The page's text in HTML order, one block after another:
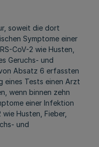
soweit die dort
Symptome einer
CoV-2 wie Husten,
Geruchs- und
Absatz 6 erfassten
eines Tests einen Arzt
wenn binnen zehn
einer Infektion
Husten, Fieber,
und